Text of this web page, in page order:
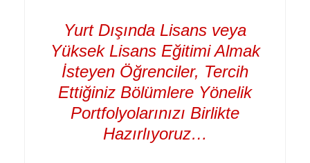
Yurt Dışında Lisans veya
Yüksek Lisans Eğitimi Almak
İsteyen Öğrenciler, Tercih
Ettiğiniz Bölümlere Yönelik
Portfolyolarınızı Birlikte
Hazırlıyoruz…